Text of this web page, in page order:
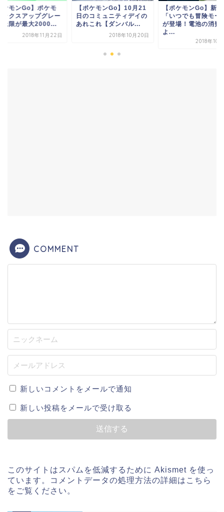
ケモンGo】10月21
コミュニティデイの
これ【ダンバル...
2018年10月20日
【ポケモンGo】新機能
「いつでも冒険モード」
が登場！電池の消費が
【ポケモンGo】ポ
ンボックスアップグ
ドで上限が最大
COMMENT
新しいコメントをメールで通知
新しい投稿をメールで受け取る
このサイトはスパムを低減するために Akismet を使っ
ています。
コメントデータの処理方法の詳細はこちら
をご覧ください 。